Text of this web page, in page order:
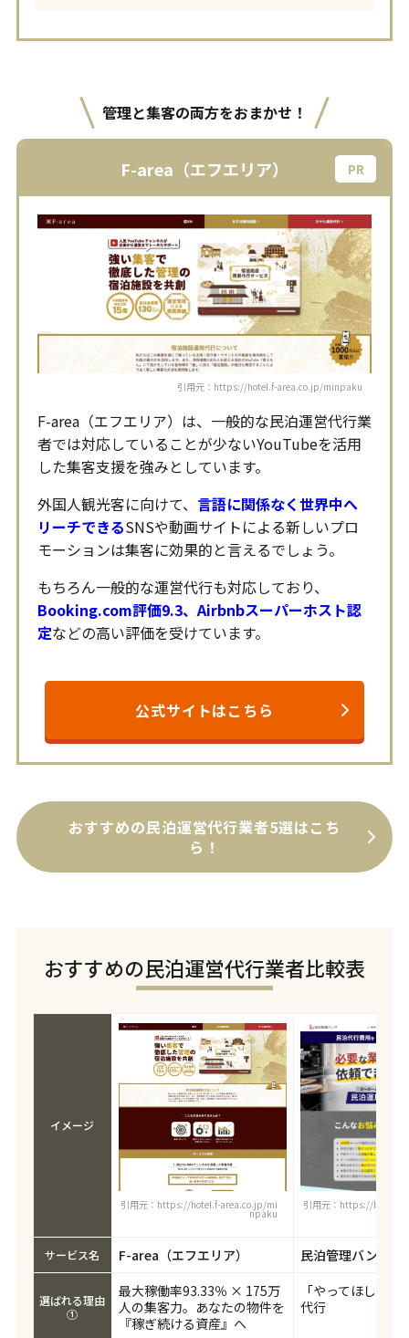
管理と集客の両方をおまかせ！
F-area（エフエリア）
引用元：https://hotel.f-area.co.jp/minpaku
F-area（エフエリア）は、一般的な民泊運営代行業
者では対応していることが少ないYouTubeを活用
した集客支援を強みとしています。
外国人観光客に向けて、 言語に関係なく世界中へ
リーチできるSNSや動画サイトによる新しいプロ
モーションは集客に効果的と言えるでしょう。
もちろん一般的な運営代行も対応しており、
Booking.com評価9.3、Airbnbスーパーホスト認
定などの高い評価を受けています。
公式サイトはこちら
おすすめの民泊運営代行業者5選はこち
ら！
おすすめの民泊運営代行業者比較表
イメージ
引用元：https://hotel.f-area.co.jp/mi
npaku
引用元：https://
サービス名 F-area（エフエリア） 民泊管理バンク
選ばれる理由
①
最大稼働率93.33％ × 175万
人の集客力。あなたの物件を
『稼ぎ続ける資産』へ
「やってほしい
代行